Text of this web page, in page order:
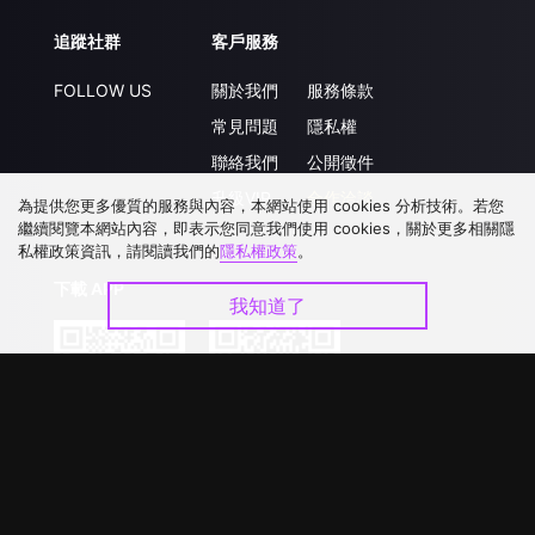
追蹤社群
FOLLOW US
客戶服務
關於我們
常見問題
聯絡我們
升級VIP
服務條款
隱私權
公開徵件
合作洽談
下載 APP
為提供您更多優質的服務與內容，本網站使用 cookies 分析技術。若您
繼續閱覽本網站內容，即表示您同意我們使用 cookies，關於更多相關隱
私權政策資訊，請閱讀我們的隱私權政策。
我知道了